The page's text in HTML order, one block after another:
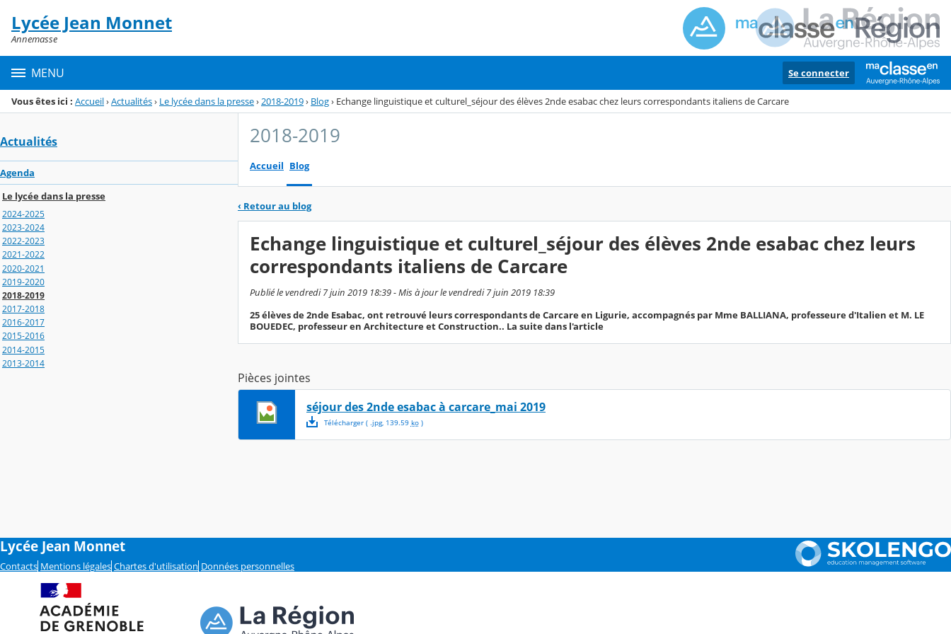
Menu de la rubrique
Contenu
Lycée Jean Monnet
Annemasse
MENU Se connecter
Vous êtes ici : Accueil›Actualités› Le lycée dans la presse›2018-2019› Blog› Echange linguistique et culturel_séjour des élèves 2nde esabac chez leurs correspondants italiens de Carcare
Actualités
Agenda
Le lycée dans la presse
2024-2025
2023-2024
2022-2023
2021-2022
2020-2021
2019-2020
2018-2019
2017-2018
2016-2017
2015-2016
2014-2015
2013-2014
2018-2019
Accueil Blog
‹ Retour au blog
Echange linguistique et culturel_séjour des élèves 2nde esabac chez leurs
correspondants italiens de Carcare
Publié le vendredi 7 juin 2019 18:39 - Mis à jour le vendredi 7 juin 2019 18:39
25 élèves de 2nde Esabac, ont retrouvé leurs correspondants de Carcare en Ligurie, accompagnés par Mme BALLIANA, professeure d'Italien et M. LE
BOUEDEC, professeur en Architecture et Construction.. La suite dans l'article
Pièces jointes
séjour des 2nde esabac à carcare_mai 2019
Télécharger( .jpg, 139.59 ko)
Lycée Jean Monnet
Contacts Mentions légales Chartes d'utilisation Données personnelles